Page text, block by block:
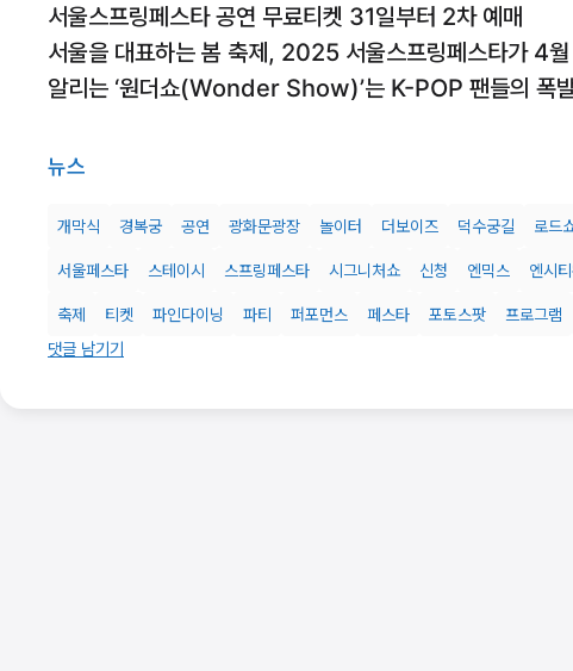
서울스프링페스타 공연 무료티켓 31일부터 2차 예매
서울을 대표하는 봄 축제, 2025 서울스프링페스타가 4
알리는 ‘원더쇼(Wonder Show)’는 K-POP 팬들의 폭
뉴스
개막식 경복궁 공연 광화문광장 놀이터 더보이즈 덕수궁길 로드
서울페스타 스테이시 스프링페스타 시그니처쇼 신청 엔믹스 엔시
축제 티켓 파인다이닝 파티 퍼포먼스 페스타 포토스팟 프로그램
댓글 남기기